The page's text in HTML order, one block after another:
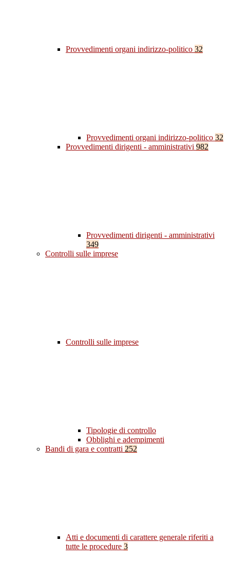
Provvedimenti organi indirizzo-politico 32
Provvedimenti organi indirizzo-politico 32
Provvedimenti dirigenti - amministrativi 982
Provvedimenti dirigenti - amministrativi
349
Controlli sulle imprese
Controlli sulle imprese
Tipologie di controllo
Obblighi e adempimenti
Bandi di gara e contratti 252
Atti e documenti di carattere generale riferiti a
tutte le procedure 3